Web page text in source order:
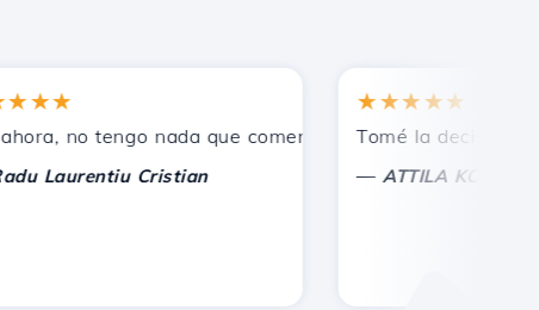
no tengo nada que comentar, solo agradecer. Con
Laurentiu Cristian
★★★★★
Tomé la decisión
ATTILA KOLES